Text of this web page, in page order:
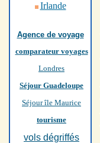
Irlande
Agence de voyage
comparateur voyages
Londres
Séjour Guadeloupe
Séjour île Maurice
tourisme
vols dégriffés